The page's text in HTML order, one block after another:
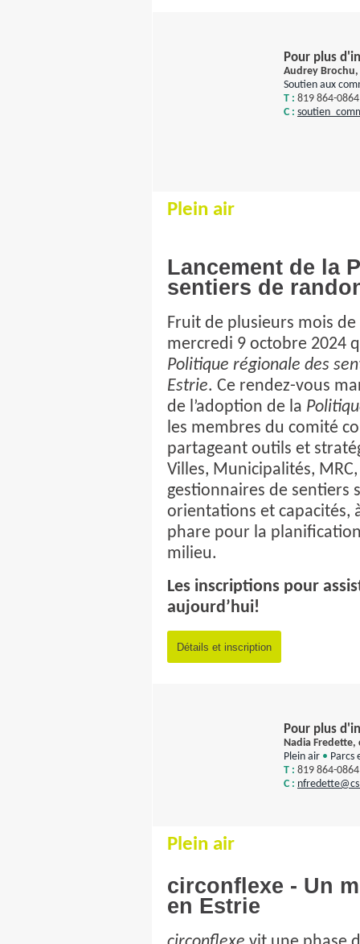
Pour plus
Audrey
Soutien aux
T : 819 864-
C :
Plein air
Lancement de la
sentiers de
Fruit de plusieurs mois
mercredi 9 octobre 2024
Politique régionale des
Estrie. Ce rendez-vous
de l’adoption de la
les membres du comité
partageant outils et
Villes, Municipalités,
gestionnaires de sentiers
orientations et capacités,
phare pour la
milieu.
Les inscriptions pour
aujourd’hui!
Détails et inscription
Pour plus
Nadia
Plein air • Parcs
T : 819 864-
C : nfredette
Plein air
circonflexe - Un
en Estrie